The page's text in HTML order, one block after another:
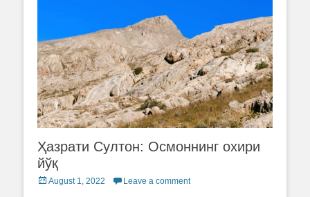
Ҳазрати Султон: Осмоннинг охири
йўқ
Posted
August 1, 2022 Leave a comment